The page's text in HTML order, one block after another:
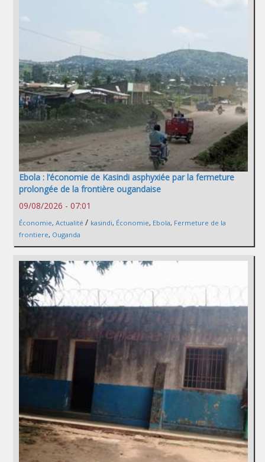
Ebola : l’économie de Kasindi asphyxiée par la fermeture
prolongée de la frontière ougandaise
09/08/2026 - 07:01
Économie, Actualité / kasindi, Économie, Ebola, Fermeture de la
frontiere, Ouganda